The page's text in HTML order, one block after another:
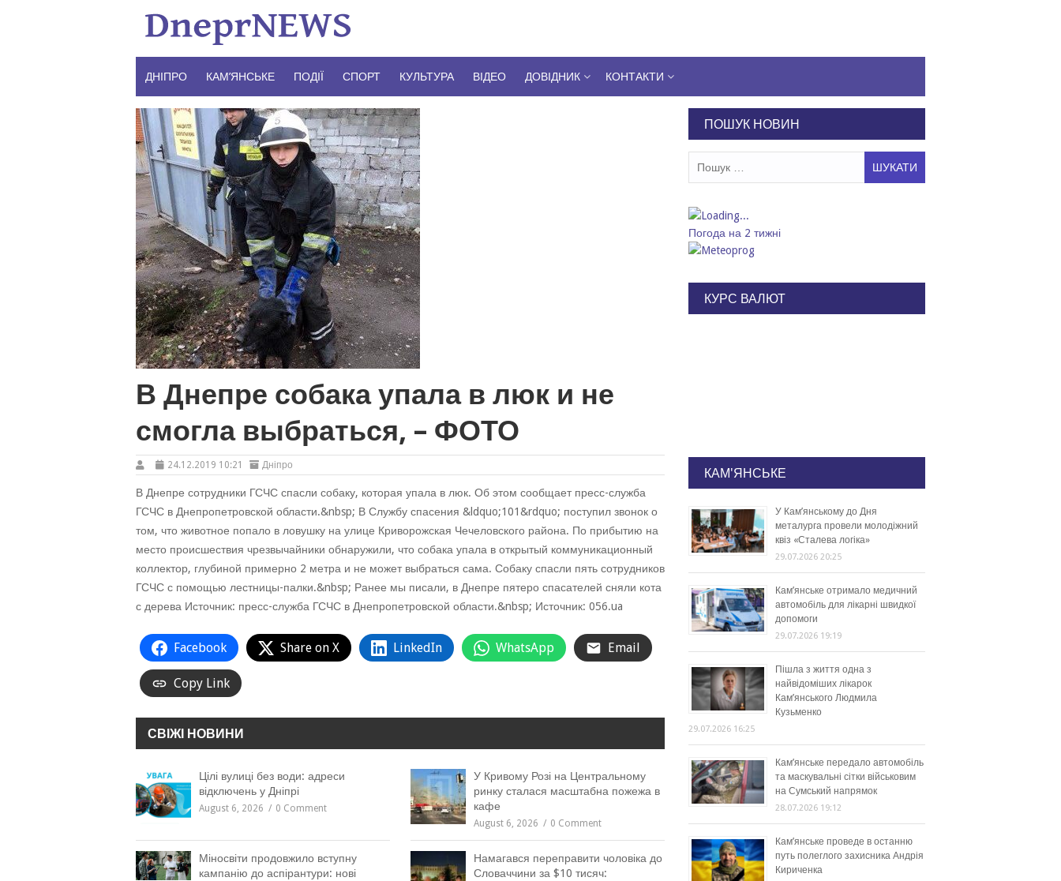
ДНІПРО КАМ’ЯНСЬКЕ ПОДІЇ СПОРТ КУЛЬТУРА ВІДЕО ДОВІДНИК КОНТАКТИ
В Днепре собака упала в люк и не
смогла выбраться, – ФОТО
24.12.2019 10:21 Дніпро
В Днепре сотрудники ГСЧС спасли собаку, которая упала в люк. Об этом сообщает пресс-служба
ГСЧС в Днепропетровской области.&nbsp; В Службу спасения &ldquo;101&rdquo; поступил звонок о
том, что животное попало в ловушку на улице Криворожская Чечеловского района. По прибытию на
место происшествия чрезвычайники обнаружили, что собака упала в открытый коммуникационный
коллектор, глубиной примерно 2 метра и не может выбраться сама. Собаку спасли пять сотрудников
ГСЧС с помощью лестницы-палки.&nbsp; Ранее мы писали, в Днепре пятеро спасателей сняли кота
с дерева Источник: пресс-служба ГСЧС в Днепропетровской области.&nbsp; Источник: 056.ua
Facebook Share on X LinkedIn WhatsApp Email
Copy Link
СВІЖІ НОВИНИ
Цілі вулиці без води: адреси
відключень у Дніпрі
August 6, 2026 0 Comment
У Кривому Розі на Центральному
ринку сталася масштабна пожежа в
кафе
August 6, 2026 0 Comment
Міносвіти продовжило вступну
кампанію до аспірантури: нові
Намагався переправити чоловіка до
Словаччини за $10 тисяч:
ПОШУК НОВИН
Погода на 2 тижні
КУРС ВАЛЮТ
КАМ'ЯНСЬКЕ
У Кам’янському до Дня
металурга провели молодіжний
квіз «Сталева логіка»
29.07.2026 20:25
Кам’янське отримало медичний
автомобіль для лікарні швидкої
допомоги
29.07.2026 19:19
Пішла з життя одна з
найвідоміших лікарок
Кам’янського Людмила
Кузьменко
29.07.2026 16:25
Кам’янське передало автомобіль
та маскувальні сітки військовим
на Сумський напрямок
28.07.2026 19:12
Кам’янське проведе в останню
путь полеглого захисника Андрія
Кириченка